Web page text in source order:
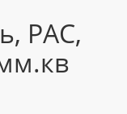
PAC,